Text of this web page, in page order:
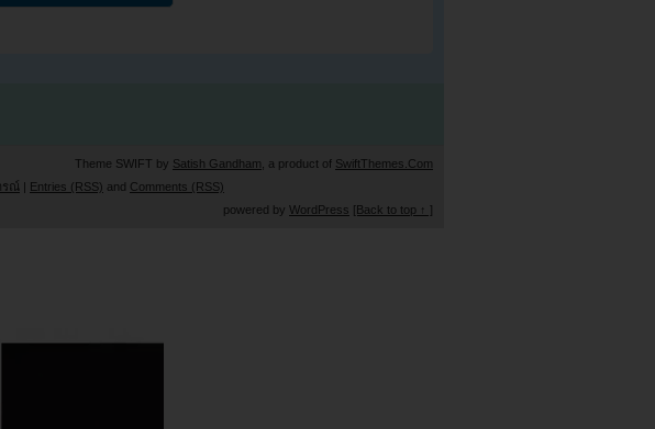
Theme SWIFT by Satish Gandham , a product of SwiftThemes.Com
รณ์ | Entries (RSS) and Comments (RSS)
powered by WordPress [Back to top ↑ ]